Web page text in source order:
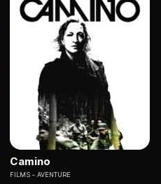
Camino
FILMS AVENTURE